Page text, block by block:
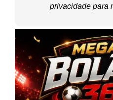
privacidadepara